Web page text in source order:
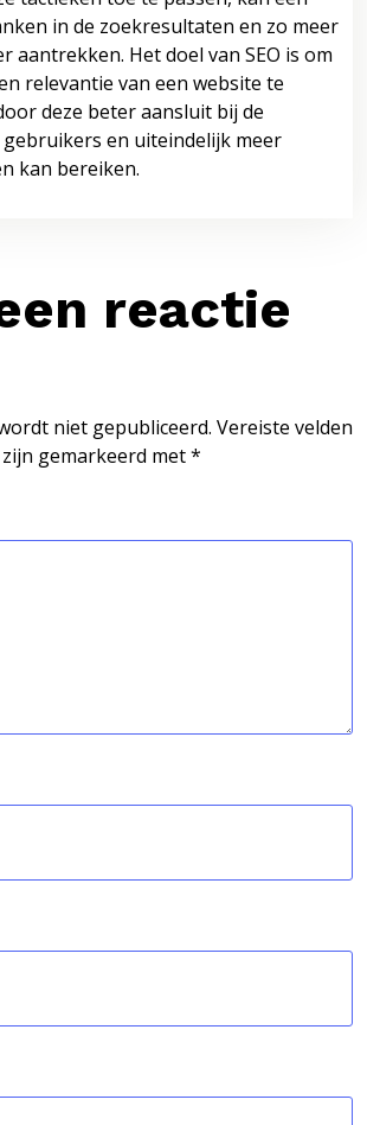
in de zoekresultaten en zo meer
aantrekken. Het doel van SEO is om
relevantie van een website te
deze beter aansluit bij de
en uiteindelijk meer
kan bereiken.
reactie
niet gepubliceerd. Vereiste velden
zijn gemarkeerd met*